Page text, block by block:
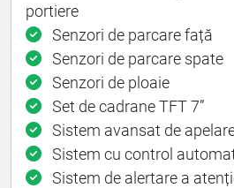
portiere
Senzori de parcare față
Senzori de parcare spate
Senzori de ploaie
Set de cadrane TFT 7”
Sistem avansat de
Sistem cu control
Sistem de alertare a